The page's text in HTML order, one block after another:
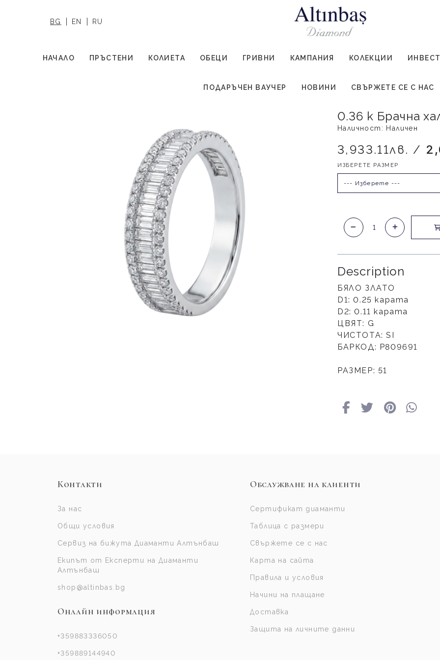
BG EN RU
НАЧАЛО ПРЪСТЕНИ КОЛИЕТА ОБЕЦИ ГРИВНИ КАМПАНИЯ КОЛЕКЦИИ
ПОДАРЪЧЕН ВАУЧЕР НОВИНИ СВЪРЖЕТЕ СЕ С НАС
0.36 k Брачна
Наличност: Наличен
3,933.11лв. /
ИЗБЕРЕТЕ РАЗМЕР
--- Изберете ---
Description
БЯЛО ЗЛАТО
D1: 0.25 карата
D2: 0.11 карата
ЦВЯТ: G
ЧИСТОТА: SI
БАРКОД: P809691
РАЗМЕР: 51
Контакти
За нас
Общи условия
Сервиз на бижута Диаманти Алтънбаш
Екипът от Експерти на Диаманти
Алтънбаш
shop@altinbas.bg
Онлайн информация
+359883336050
+359889144940
Обслужване на клиенти
Сертификат диаманти
Таблица с размери
Свържете се с нас
Карта на сайта
Правила и условия
Начини на плащане
Доставка
Защита на личните данни